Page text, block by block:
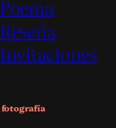
Poema
Reseña
Invitaciones
fotografía